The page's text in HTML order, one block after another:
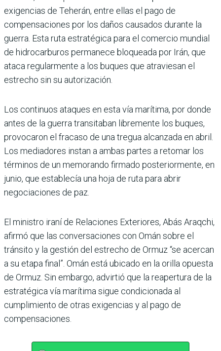
exigencias de Teherán, entre ellas el pago de
compensaciones por los daños causados durante la
guerra. Esta ruta estratégica para el comercio mundial
de hidrocarburos permanece bloqueada por Irán, que
ataca regularmente a los buques que atraviesan el
estrecho sin su autorización.
Los continuos ataques en esta vía marítima, por donde
antes de la guerra transitaban libremente los buques,
provocaron el fracaso de una tregua alcanzada en abril.
Los mediadores instan a ambas partes a retomar los
términos de un memorando firmado posteriormente, en
junio, que establecía una hoja de ruta para abrir
negociaciones de paz.
El ministro iraní de Relaciones Exteriores, Abás Araqchi,
afirmó que las conversaciones con Omán sobre el
tránsito y la gestión del estrecho de Ormuz “se acercan
a su etapa final”. Omán está ubicado en la orilla opuesta
de Ormuz. Sin embargo, advirtió que la reapertura de la
estratégica vía marítima sigue condicionada al
cumplimiento de otras exigencias y al pago de
compensaciones.